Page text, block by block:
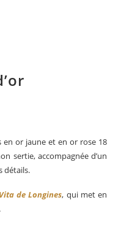
en or jaune et en or rose 18
sertie, accompagnée d’un
détails.
de Longines, qui met en